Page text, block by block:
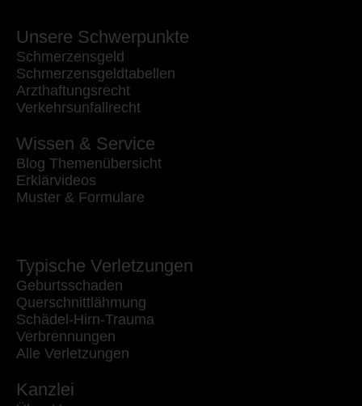
Unsere Schwerpunkte
Schmerzensgeld
Schmerzensgeldtabellen
Arzthaftungsrecht
Verkehrsunfallrecht
Wissen & Service
Blog Themenübersicht
Erklärvideos
Muster & Formulare
Typische Verletzungen
Geburtsschaden
Querschnittlähmung
Schädel-Hirn-Trauma
Verbrennungen
Alle Verletzungen
Kanzlei